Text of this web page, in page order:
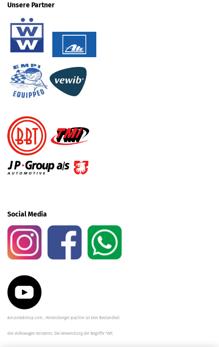
Unsere Partner
Social Media
Aircooledshop.com , Hintersberger Joachim ist kein Bestandteil
des Volkswagen Konzerns. Die Verwendung der Begriffe "VW",